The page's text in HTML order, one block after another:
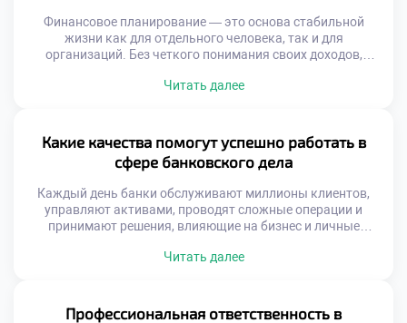
Финансовое планирование — это основа стабильной
жизни как для отдельного человека, так и для
организаций. Без четкого понимания своих доходов,
будущее. В этом процессе ключевую роль играет
просто хранилищами денег, а активными партнёрами в
управлении финансами. […]
Читать далее
Какие качества помогут успешно работать в
сфере банковского дела
Каждый день банки обслуживают миллионы клиентов,
управляют активами, проводят сложные операции и
принимают решения, влияющие на бизнес и личные
банковского дела требует не просто знаний — она требует
которым сталкиваются абитуриенты, студенты и […]
Читать далее
Профессиональная ответственность в